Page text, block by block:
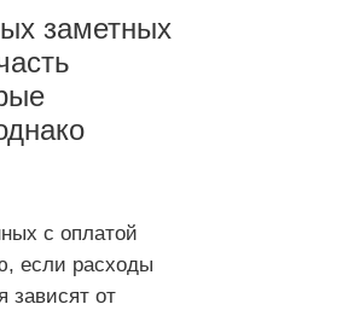
заметных
с оплатой
если расходы
зависят от